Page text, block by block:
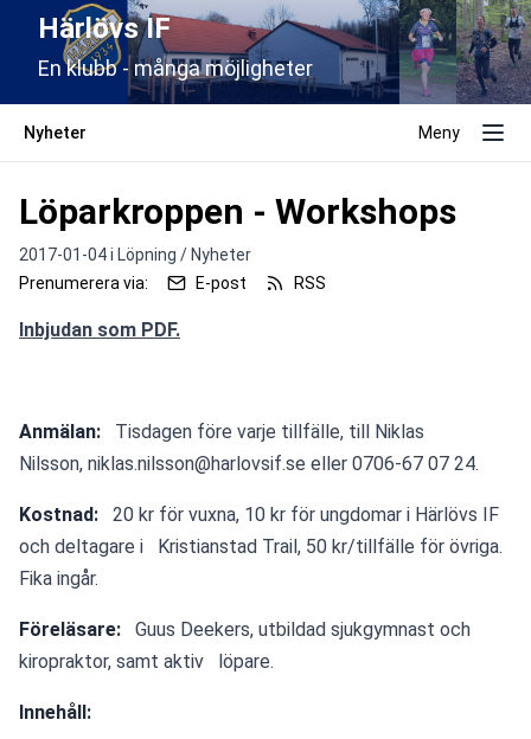
Härlövs IF
En klubb - många möjligheter
Nyheter Meny
Löparkroppen - Workshops
2017-01-04 i Löpning / Nyheter
Prenumerera via:
E-post RSS
Inbjudan som PDF.
Anmälan:
Tisdagen före varje tillfälle, till Niklas
Nilsson, niklas.nilsson@harlovsif.se eller 0706-67 07 24.
Kostnad: 20 kr för vuxna, 10 kr för ungdomar i Härlövs IF
och deltagare i   Kristianstad Trail, 50 kr/tillfälle för övriga.
Fika ingår.
Föreläsare:
Guus Deekers, utbildad sjukgymnast och
kiropraktor, samt aktiv   löpare.
Innehåll: